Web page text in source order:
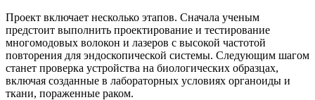
Проект включает несколько этапов. Сначала ученым
предстоит выполнить проектирование и тестирование
многомодовых волокон и лазеров с высокой частотой
повторения для эндоскопической системы. Следующим шагом
станет проверка устройства на биологических образцах,
включая созданные в лабораторных условиях органоиды и
ткани, пораженные раком.